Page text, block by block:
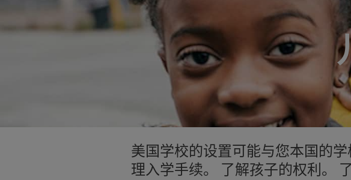
美国学校的设置可能与您本国的
理入学手续。 了解孩子的权利。